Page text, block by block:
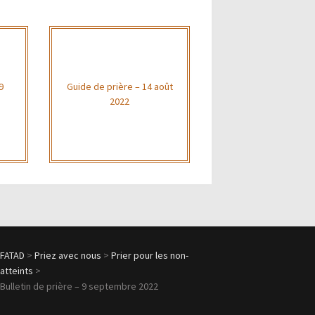
Guide de prière – 14 août
2022
FATAD >Priez avec nous >Prier pour les non-
atteints >
Bulletin de prière – 9 septembre 2022